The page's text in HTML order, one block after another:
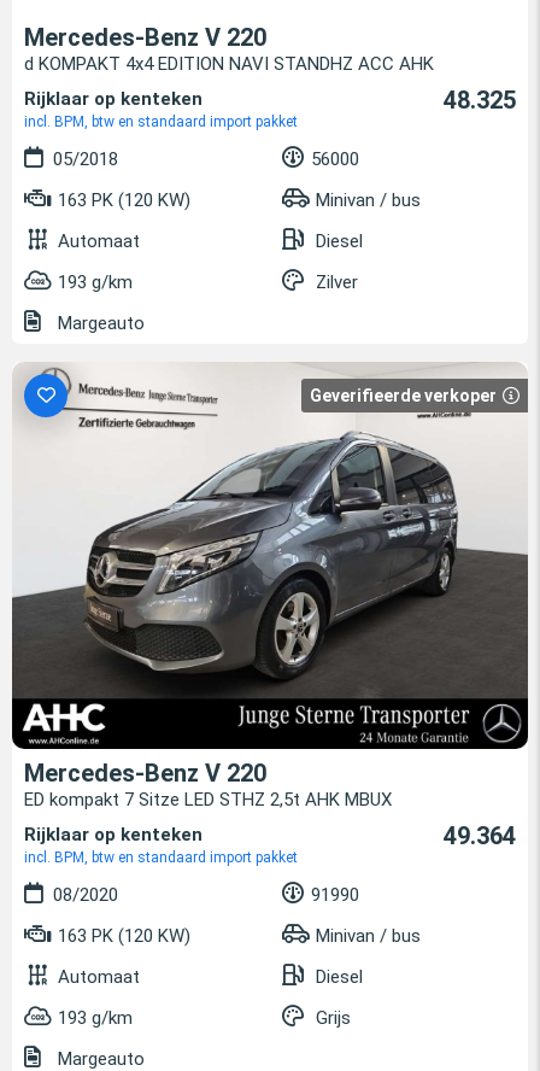
Mercedes-Benz V 220
d KOMPAKT 4x4 EDITION NAVI STANDHZ ACC AHK
Rijklaar op kenteken
incl. BPM, btw en standaard import pakket
48.325
05/2018
56000
163 PK (120 KW)
Minivan / bus
Automaat
Diesel
193 g/km
Zilver
Margeauto
Geverifieerde verkoper
Mercedes-Benz V 220
ED kompakt 7 Sitze LED STHZ 2,5t AHK MBUX
Rijklaar op kenteken
incl. BPM, btw en standaard import pakket
49.364
08/2020
91990
163 PK (120 KW)
Minivan / bus
Automaat
Diesel
193 g/km
Grijs
Margeauto